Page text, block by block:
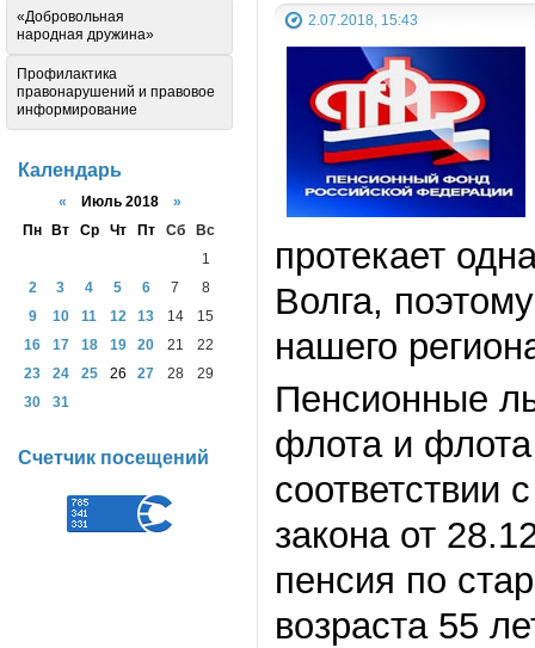
2.07.2018, 15:43
протекает
Волга,
нашего
Пенсионные
флота и
соответствии
закона от
пенсия по
возраста 55
«Добровольная
народная дружина»
Профилактика
правонарушений и правовое
информирование
Календарь
« Июль 2018 »
Пн
Вт Ср Чт Пт Сб
Вс
1
2
3 4 5 6 7
8
9
10 11 12 13 14
15
16
17 18 19 20 21
22
23
24 25 26 27 28
29
30
31
Счетчик посещений